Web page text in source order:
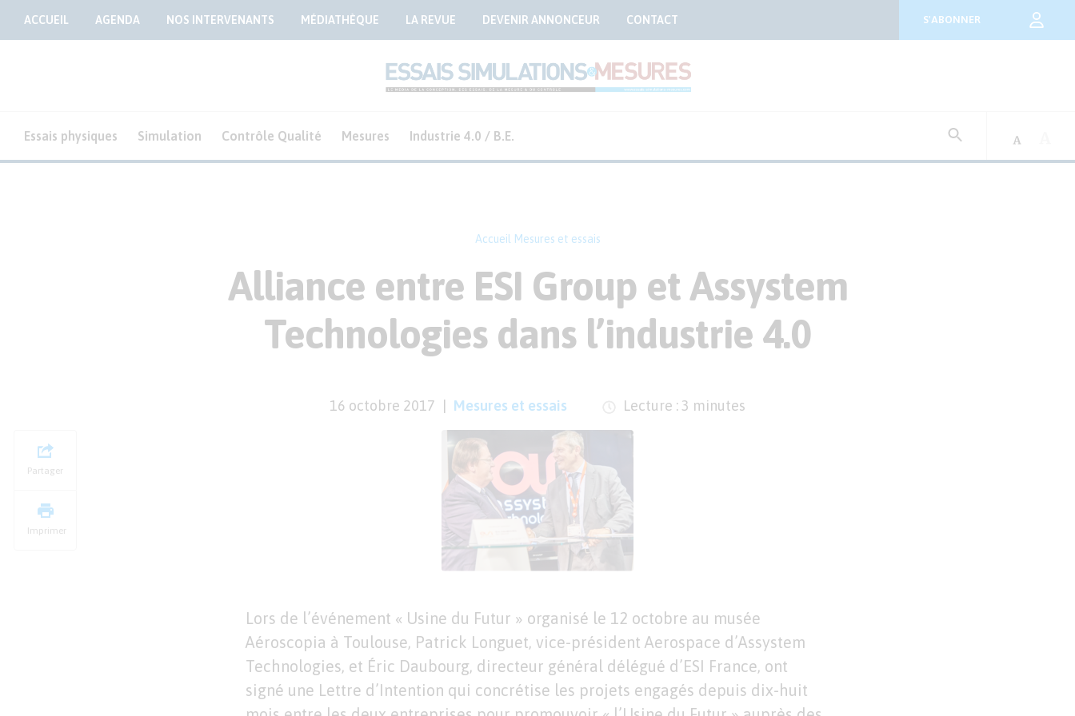
ACCUEIL AGENDA NOS INTERVENANTS MÉDIATHÈQUE LA REVUE DEVENIR ANNONCEUR CONTACT S'ABONNER
Essais physiques Simulation Contrôle Qualité Mesures Industrie 4.0 / B.E.
Accueil Mesures et essais
Alliance entre ESI Group et Assystem
Technologies dans l’industrie 4.0
16 octobre 2017 Mesures et essais Lecture : 3 minutes
Partager
Imprimer
Lors de l’événement « Usine du Futur » organisé le 12 octobre au musée
Aéroscopia à Toulouse, Patrick Longuet, vice-président Aerospace d’Assystem
Technologies, et Éric Daubourg, directeur général délégué d’ESI France, ont
signé une Lettre d’Intention qui concrétise les projets engagés depuis dix-huit